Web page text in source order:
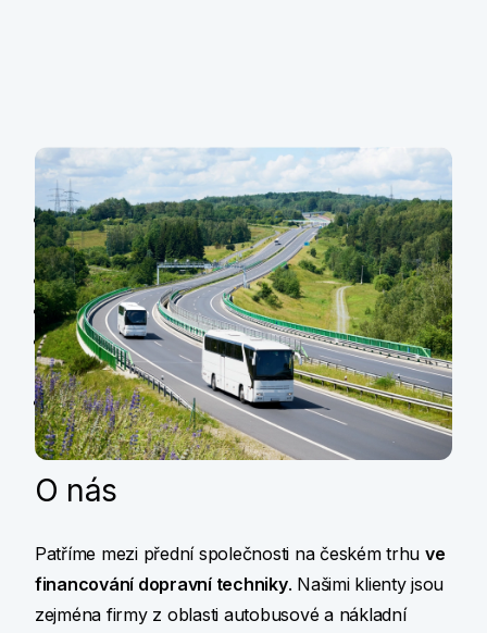
Financovaná dopravní technika
Tahače a nákladní automobily splňující nejnovější
emisní a ekologické limity
Návěsy a přívěsy
Dodávkové a užitkové automobily
Autobusy pro pravidelnou i nepravidelnou
dopravu
Speciální vozidla
O nás
Patříme mezi přední společnosti na českém trhu ve
financování dopravní techniky. Našimi klienty jsou
zejména firmy z oblasti autobusové a nákladní